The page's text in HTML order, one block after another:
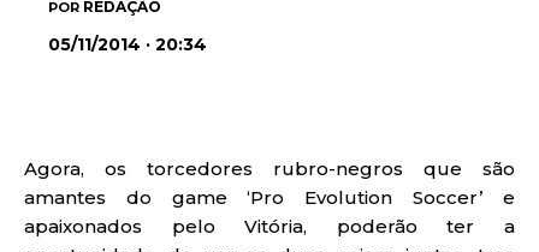
POR REDAÇÃO
05/11/2014 · 20:34
Agora, os torcedores rubro-negros que são
amantes do game ‘Pro Evolution Soccer’ e
apaixonados pelo Vitória, poderão ter a